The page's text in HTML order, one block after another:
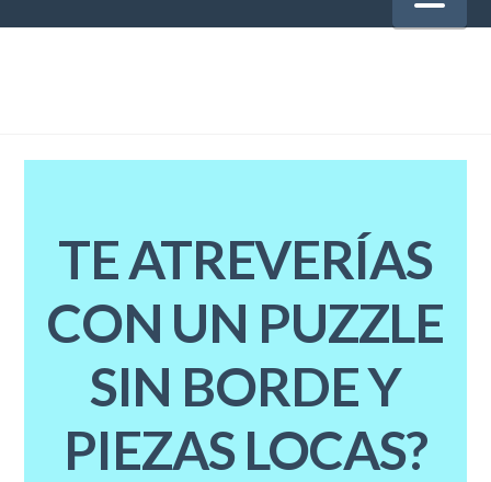
TE ATREVERÍAS
CON UN PUZZLE
SIN BORDE Y
PIEZAS LOCAS?